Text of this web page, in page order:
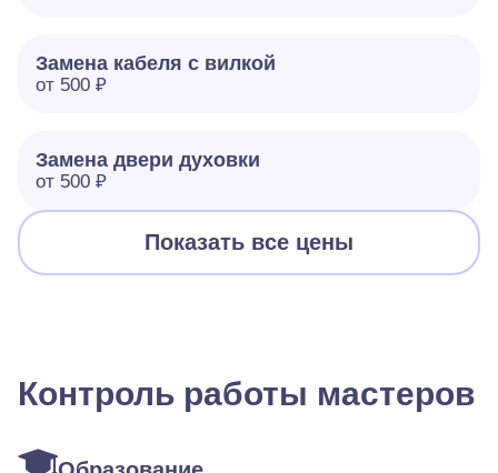
Замена кабеля с вилкой
от 500 ₽
Замена двери духовки
от 500 ₽
Показать все цены
Контроль работы мастеров